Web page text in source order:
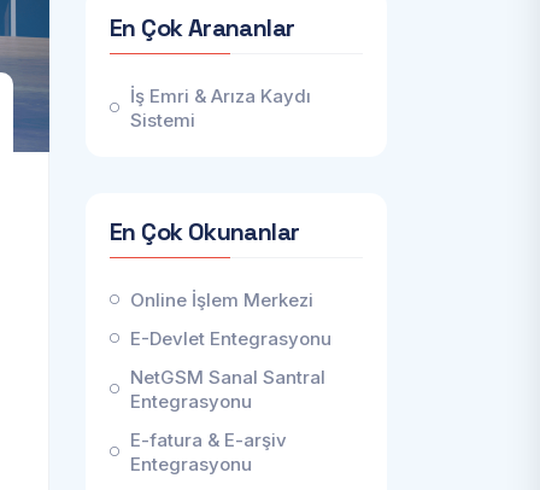
En Çok Arananlar
İş Emri & Arıza Kaydı
Sistemi
En Çok Okunanlar
Online İşlem Merkezi
E-Devlet Entegrasyonu
NetGSM Sanal Santral
Entegrasyonu
E-fatura & E-arşiv
Entegrasyonu